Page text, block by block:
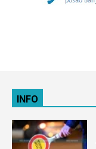
INFO